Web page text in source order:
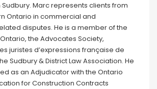
Sudbury. Marc represents clients from
Ontario in commercial and
disputes. He is a member of the
the Advocates Society,
juristes d’expressions française de
Sudbury & District Law Association. He
as an Adjudicator with the Ontario
for Construction Contracts